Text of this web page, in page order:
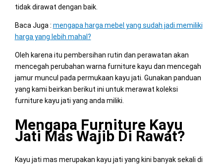
tidak dirawat dengan baik.
Baca Juga : mengapa harga mebel yang sudah jadi memiliki
harga yang lebih mahal?
Oleh karena itu pembersihan rutin dan perawatan akan
mencegah perubahan warna furniture kayu dan mencegah
jamur muncul pada permukaan kayu jati. Gunakan panduan
yang kami beirkan berikut ini untuk merawat koleksi
furniture kayu jati yang anda miliki.
Mengapa Furniture Kayu
Jati Mas Wajib Di Rawat?
Kayu jati mas merupakan kayu jati yang kini banyak sekali di